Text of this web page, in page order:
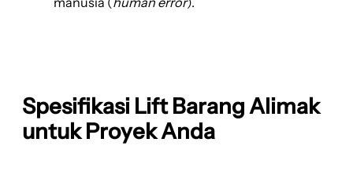
Spesifikasi Lift Barang Alimak
untuk Proyek Anda